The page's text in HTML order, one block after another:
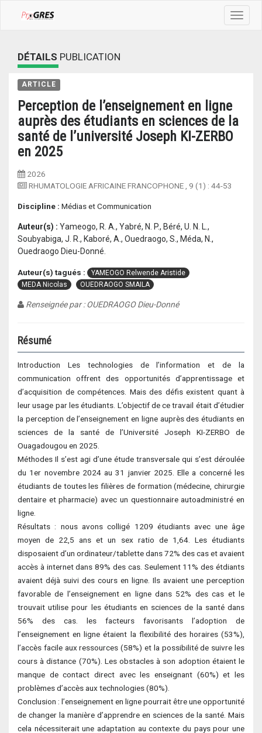
Toggle
DÉTAILS PUBLICATION
ARTICLE
Perception de l’enseignement en ligne
auprès des étudiants en sciences de la
santé de l’université Joseph KI-ZERBO
en 2025
2026
RHUMATOLOGIE AFRICAINE FRANCOPHONE
, 9 (1) : 44-53
Discipline : Médias et Communication
Auteur(s) : Yameogo, R. A., Yabré, N. P., Béré, U. N. L.,
Soubyabiga, J. R., Kaboré, A., Ouedraogo, S., Méda, N.,
Ouedraogo Dieu-Donné.
Auteur(s) tagués :
YAMEOGO Relwende Aristide
MEDA Nicolas
OUEDRAOGO SMAILA
Renseignée par : OUEDRAOGO Dieu-Donné
Résumé
Introduction Les technologies de l’information et de la
communication offrent des opportunités d’apprentissage et
d’acquisition de compétences. Mais des défis existent quant à
leur usage par les étudiants. L’objectif de ce travail était d’étudier
la perception de l’enseignement en ligne auprès des étudiants en
sciences de la santé de l’Université Joseph KI-ZERBO de
Ouagadougou en 2025.
Méthodes Il s’est agi d’une étude transversale qui s’est déroulée
du 1er novembre 2024 au 31 janvier 2025. Elle a concerné les
étudiants de toutes les filières de formation (médecine, chirurgie
dentaire et pharmacie) avec un questionnaire autoadministré en
ligne.
Résultats : nous avons colligé 1209 étudiants avec une âge
moyen de 22,5 ans et un sex ratio de 1,64. Les étudiants
disposaient d’un ordinateur/tablette dans 72% des cas et avaient
accès à internet dans 89% des cas. Seulement 11% des étdiants
avaient déjà suivi des cours en ligne. Ils avaient une perception
favorable de l’enseignement en ligne dans 52% des cas et le
trouvait utilise pour les étudiants en sciences de la santé dans
56% des cas. les facteurs favorisants l’adoption de
l’enseignement en ligne étaient la flexibilité des horaires (53%),
l’accès facile aux ressources (58%) et la possibilité de suivre les
cours à distance (70%). Les obstacles à son adoption étaient le
manque de contact direct avec les enseignant (60%) et les
problèmes d’accès aux technologies (80%).
Conclusion : l’enseignement en ligne pourrait être une opportunité
de changer la manière d’apprendre en sciences de la santé. Mais
cela nécessiterait une adaptation au contexte du pays pour une